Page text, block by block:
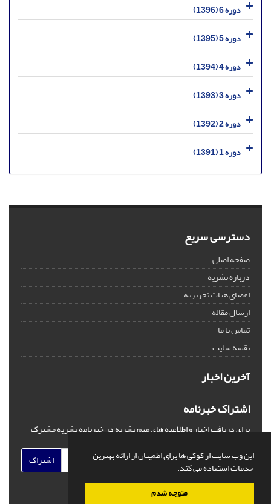
این وب سایت از کوکی ها برای اطمینان از ارائه بهترین
خدمات استفاده می کند.
متوجه شدم
دوره 6 (1396)
دوره 5 (1395)
دوره 4 (1394)
دوره 3 (1393)
دوره 2 (1392)
دوره 1 (1391)
دسترسی سریع
صفحه اصلی
درباره نشریه
اعضای هیات تحریریه
ارسال مقاله
تماس با ما
نقشه سایت
آخرین اخبار
اشتراک خبرنامه
برای دریافت اخبار و اطلاعیه های مهم نشریه در خبرنامه نشریه مشترک
اشتراک